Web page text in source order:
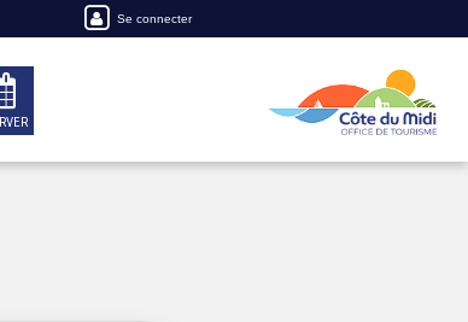
Se connecter